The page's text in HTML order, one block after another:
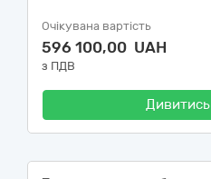
Очікувана вартість
596 100,00 UAH
з ПДВ
Дивитись